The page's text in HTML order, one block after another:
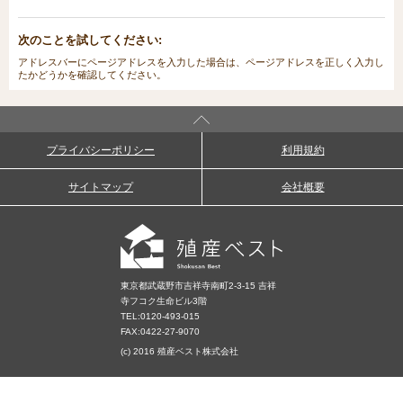
次のことを試してください:
アドレスバーにページアドレスを入力した場合は、ページアドレスを正しく入力し
たかどうかを確認してください。
プライバシーポリシー 利用規約
サイトマップ 会社概要
東京都武蔵野市吉祥寺南町2-3-15 吉祥
寺フコク生命ビル3階
TEL:0120-493-015
FAX:0422-27-9070
(c) 2016 殖産ベスト株式会社